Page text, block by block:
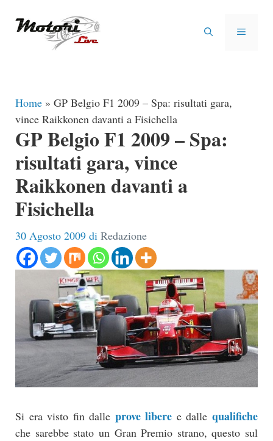
MENU
Home » GP Belgio F1 2009 – Spa: risultati gara,
vince Raikkonen davanti a Fisichella
GP Belgio F1 2009 – Spa:
risultati gara, vince
Raikkonen davanti a
Fisichella
30 Agosto 2009 di Redazione
Si era visto fin dalle prove libere e dallequalifiche
che sarebbe stato un Gran Premio strano, questo sul